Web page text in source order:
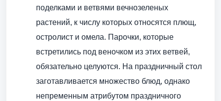
поделками и ветвями вечнозеленых
растений, к числу которых относятся плющ,
остролист и омела. Парочки, которые
встретились под веночком из этих ветвей,
обязательно целуются. На праздничный стол
заготавливается множество блюд, однако
непременным атрибутом праздничного